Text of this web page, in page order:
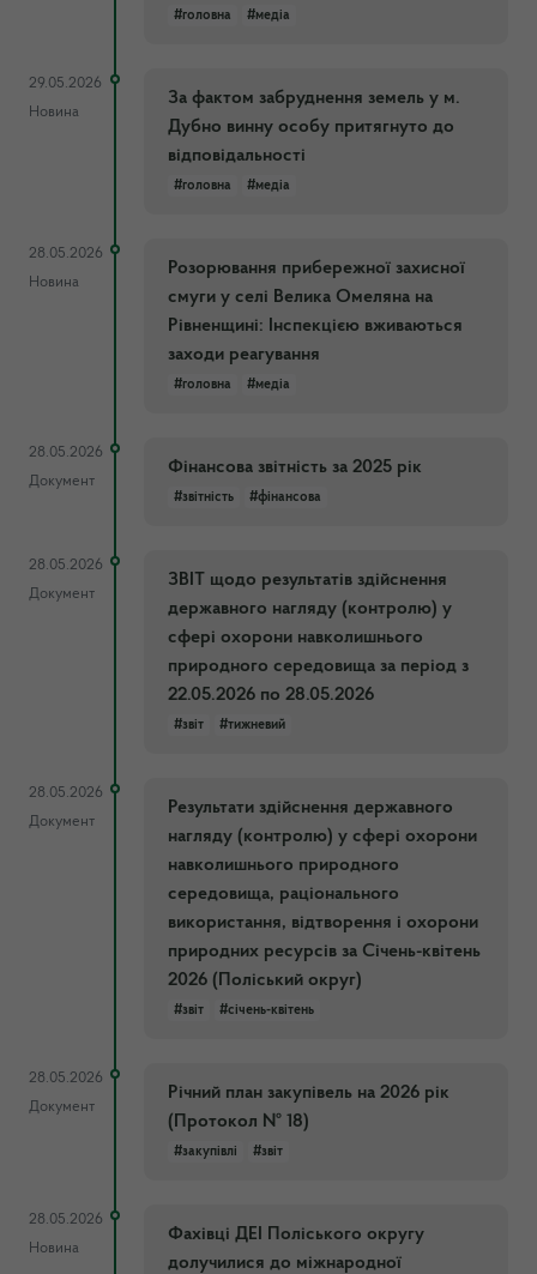
#головна #медіа
29.05.2026
Новина
За фактом забруднення земель у м.
Дубно винну особу притягнуто до
відповідальності
#головна #медіа
28.05.2026
Новина
Розорювання прибережної захисної
смуги у селі Велика Омеляна на
Рівненщині: Інспекцією вживаються
заходи реагування
#головна #медіа
28.05.2026
Документ
Фінансова звітність за 2025 рік
#звітність #фінансова
28.05.2026
Документ
ЗВІТ щодо результатів здійснення
державного нагляду (контролю) у
сфері охорони навколишнього
природного середовища за період з
22.05.2026 по 28.05.2026
#звіт #тижневий
28.05.2026
Документ
Результати здійснення державного
нагляду (контролю) у сфері охорони
навколишнього природного
середовища, раціонального
використання, відтворення і охорони
природних ресурсів за Січень-квітень
2026 (Поліський округ)
#звіт #січень-квітень
28.05.2026
Документ
Річний план закупівель на 2026 рік
(Протокол № 18)
#закупівлі #звіт
28.05.2026
Новина
Фахівці ДЕІ Поліського округу
долучилися до міжнародної